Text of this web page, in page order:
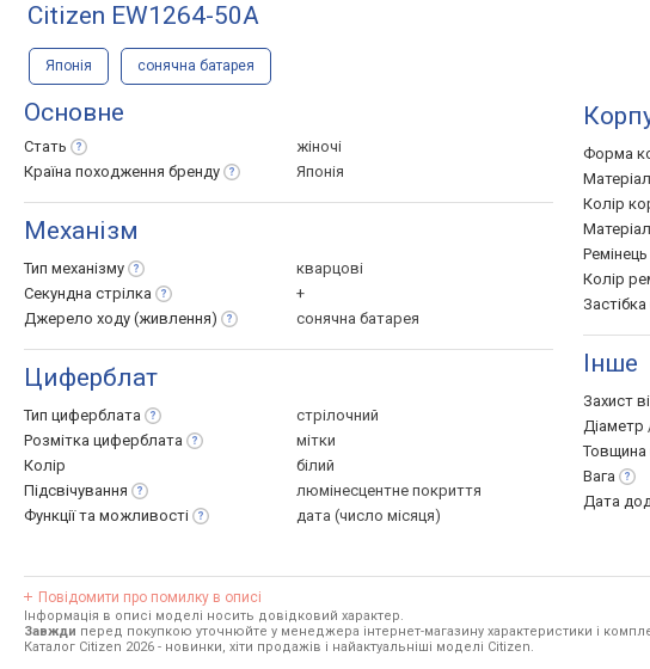
Citizen EW1264-50A
Японія сонячна батарея
Основне
Стать
жіночі
Країна походження бренду Японія
Механізм
Тип механізму
кварцові
Секундна стрілка
+
Джерело ходу (живлення) сонячна батарея
Циферблат
Тип циферблата
стрілочний
Розмітка циферблата
мітки
Колір
білий
Підсвічування
люмінесцентне покриття
Функції та можливості дата (число місяця)
Форма
Матеріал
Колір
Матеріал
Ремінець
Колір
Застібка
Інше
Захист
Діаметр
Товщина
Вага
Дата
Повідомити про помилку в описі
Інформація в описі моделі носить довідковий характер.
Завжди перед покупкою уточнюйте у менеджера інтернет-магазину характеристики і
Каталог Citizen 2026 - новинки, хіти продажів і найактуальніші моделі Citizen.